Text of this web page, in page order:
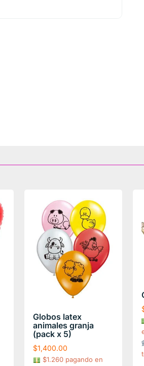
Globos latex
animales granja
(pack x 5)
$1,400.00
$1.260 pagando en